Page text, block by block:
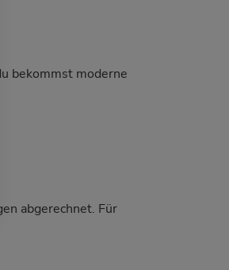
bekommst moderne
abgerechnet. Für